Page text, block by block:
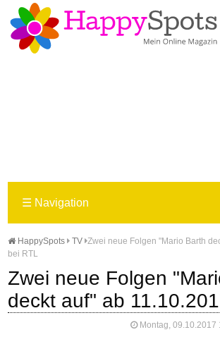
☰ Navigation
HappySpots TV Zwei neue Folgen "Mario Barth
bei RTL
Zwei neue Folgen
deckt auf" ab
Montag, 09.10.2017